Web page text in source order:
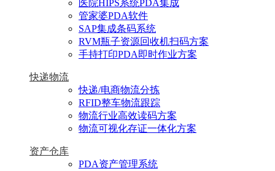
医院HIPS系统PDA集成
管家婆PDA软件
SAP集成条码系统
RVM瓶子资源回收机扫码方案
手持打印PDA即时作业方案
快递物流
快递/电商物流分拣
RFID整车物流跟踪
物流行业高效读码方案
物流可视化存证一体化方案
资产仓库
PDA资产管理系统